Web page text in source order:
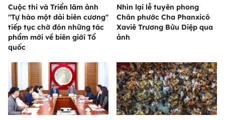
Cuộc thi và Triển lãm ảnh
"Tự hào một dải biên cương"
tiếp tục chờ đón những tác
phẩm mới về biên giới Tổ
quốc
Nhìn lại lễ tuyên phong
Chân phước Cha Phanxicô
Xaviê Trương Bửu Diệp qua
ảnh